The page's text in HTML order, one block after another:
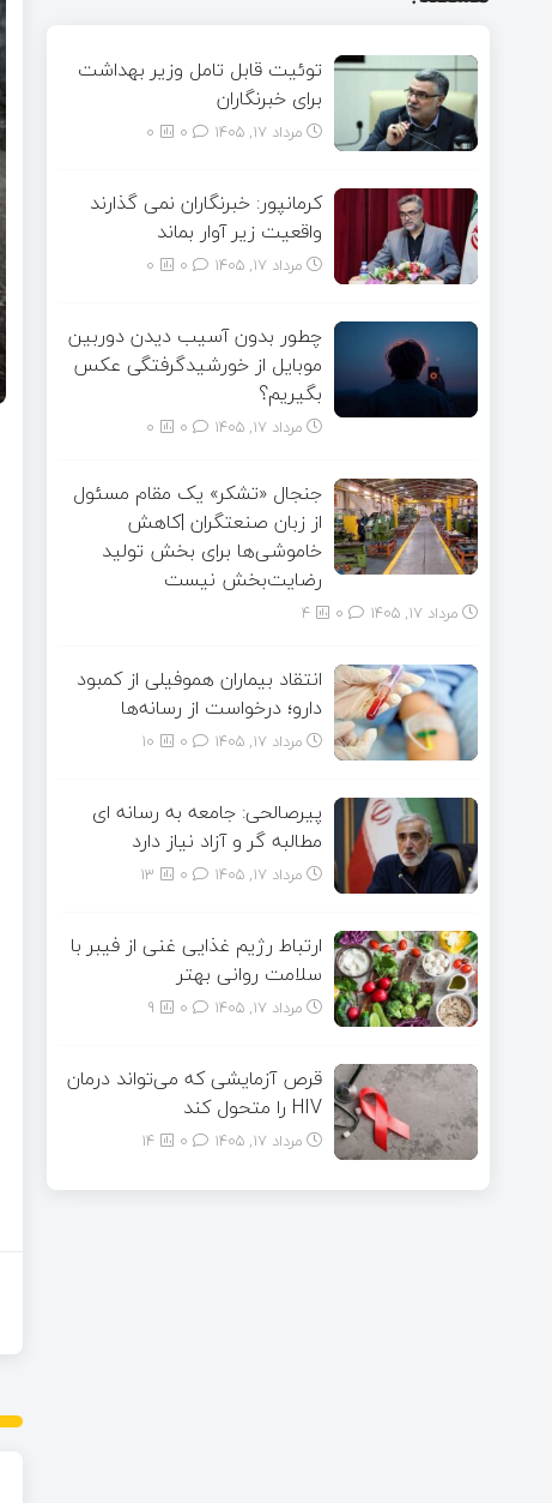
توئیت قابل تامل وزیر بهداشت
برای خبرنگاران
مرداد ۱۷, ۱۴۰۵ 0
کرمانپور: خبرنگاران نمی گذارند
واقعیت زیر آوار بماند
مرداد ۱۷, ۱۴۰۵ 0
چطور بدون آسیب دیدن دوربین
موبایل از خورشیدگرفتگی عکس
بگیریم؟
مرداد ۱۷, ۱۴۰۵ 0
جنجال «تشکر» یک مقام مسئول
از زبان صنعتگران |کاهش
خاموشی‌ها برای بخش تولید
رضایت‌بخش نیست
مرداد ۱۷, ۱۴۰۵ 4
انتقاد بیماران هموفیلی از کمبود
دارو؛ درخواست از رسانه‌ها
مرداد ۱۷, ۱۴۰۵ 10
پیرصالحی: جامعه به رسانه ای
مطالبه گر و آزاد نیاز دارد
مرداد ۱۷, ۱۴۰۵ 13
ارتباط رژیم غذایی غنی از فیبر با
سلامت روانی بهتر
مرداد ۱۷, ۱۴۰۵ 9
قرص آزمایشی که می‌تواند درمان
HIV را متحول کند
مرداد ۱۷, ۱۴۰۵ 14